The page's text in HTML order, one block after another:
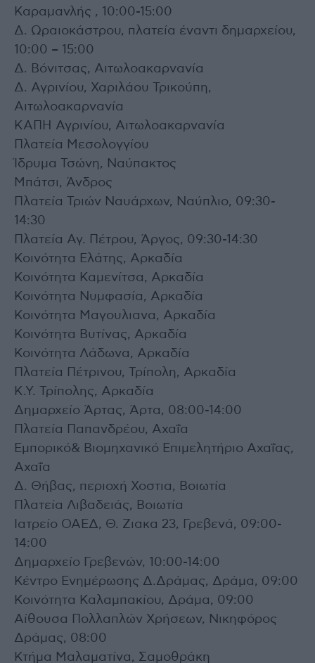
Καραμανλής , 10:00-15:00
Δ. Ωραιοκάστρου, πλατεία έναντι δημαρχείου,
10:00 – 15:00
Δ. Βόνιτσας, Αιτωλοακαρνανία
Δ. Αγρινίου, Χαριλάου Τρικούπη,
Αιτωλοακαρνανία
ΚΑΠΗ Αγρινίου, Αιτωλοακαρνανία
Πλατεία Μεσολογγίου
Ίδρυμα Τσώνη, Ναύπακτος
Μπάτσι, Άνδρος
Πλατεία Τριών Ναυάρχων, Ναύπλιο, 09:30-
14:30
Πλατεία Αγ. Πέτρου, Άργος, 09:30-14:30
Κοινότητα Ελάτης, Αρκαδία
Κοινότητα Καμενίτσα, Αρκαδία
Κοινότητα Νυμφασία, Αρκαδία
Κοινότητα Μαγουλιανα, Αρκαδία
Κοινότητα Βυτίνας, Αρκαδία
Κοινότητα Λάδωνα, Αρκαδία
Πλατεία Πέτρινου, Τρίπολη, Αρκαδία
Κ.Υ. Τρίπολης, Αρκαδία
Δημαρχείο Άρτας, Άρτα, 08:00-14:00
Πλατεία Παπανδρέου, Αχαΐα
Εμπορικό& Βιομηχανικό Επιμελητήριο Αχαΐας,
Αχαΐα
Δ. Θήβας, περιοχή Χοστια, Βοιωτία
Πλατεία Λιβαδειάς, Βοιωτία
Ιατρείο ΟΑΕΔ, Θ. Ζιακα 23, Γρεβενά, 09:00-
14:00
Δημαρχείο Γρεβενών, 10:00-14:00
Κέντρο Ενημέρωσης Δ.Δράμας, Δράμα, 09:00
Κοινότητα Καλαμπακίου, Δράμα, 09:00
Αίθουσα Πολλαπλών Χρήσεων, Νικηφόρος
Δράμας, 08:00
Κτήμα Μαλαματίνα, Σαμοθράκη